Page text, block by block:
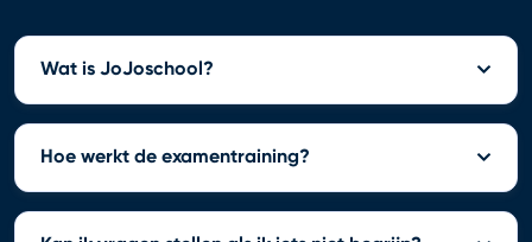
Wat is JoJoschool?
Hoe werkt de examentraining?